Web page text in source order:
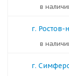
в
г.
в
г.